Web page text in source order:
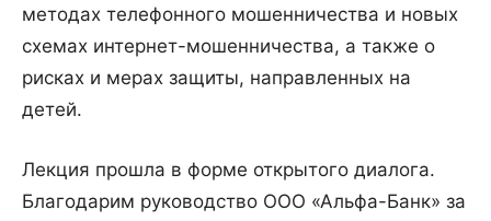
методах телефонного мошенничества и новых
схемах интернет-мошенничества, а также о
рисках и мерах защиты, направленных на
детей.
Лекция прошла в форме открытого диалога.
Благодарим руководство ООО «Альфа-Банк» за